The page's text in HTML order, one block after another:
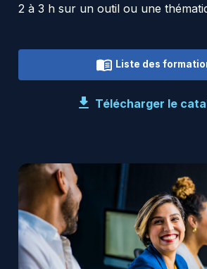
2 à 3 h sur un outil ou une
Liste des
Télécharger le